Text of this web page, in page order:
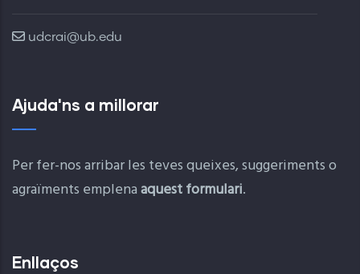
udcrai@ub.edu
Ajuda'ns a millorar
Per fer-nos arribar les teves queixes, suggeriments o
agraïments emplenaaquest formulari.
Enllaços